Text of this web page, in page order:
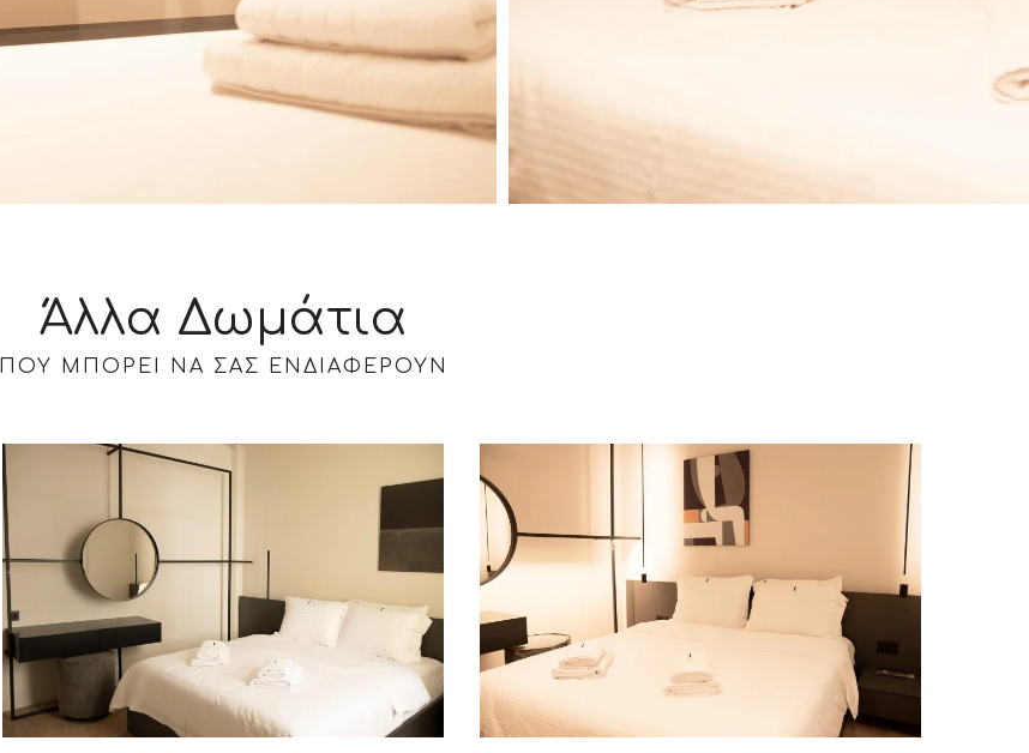
Άλλα Δωμάτια
ΠΟΥ ΜΠΟΡΕΊ ΝΑ ΣΑΣ ΕΝΔΙΑΦΈΡΟΥΝ